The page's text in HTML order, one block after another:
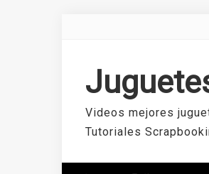
Videos mejores
Tutoriales